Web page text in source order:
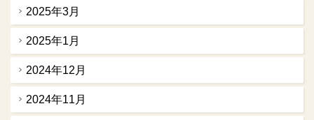
2025年3月
2025年1月
2024年12月
2024年11月